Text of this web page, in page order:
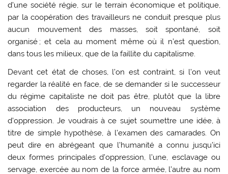
d’une société régie, sur le terrain économique et politique,
par la coopération des travailleurs ne conduit presque plus
aucun mouvement des masses, soit spontané, soit
organisé ; et cela au moment même où il n’est question,
dans tous les milieux, que de la faillite du capitalisme.
Devant cet état de choses, l’on est contraint, si l’on veut
regarder la réalité en face, de se demander si le successeur
du régime capitaliste ne doit pas être, plutôt que la libre
association des producteurs, un nouveau système
d’oppression. Je voudrais à ce sujet soumettre une idée, à
titre de simple hypothèse, à l’examen des camarades. On
peut dire en abrégeant que l’humanité a connu jusqu’ici
deux formes principales d’oppression, l’une, esclavage ou
servage, exercée au nom de la force armée, l’autre au nom